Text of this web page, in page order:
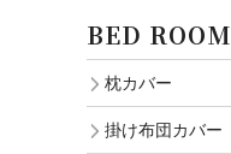
BED ROOM
枕カバー
掛け布団カバー